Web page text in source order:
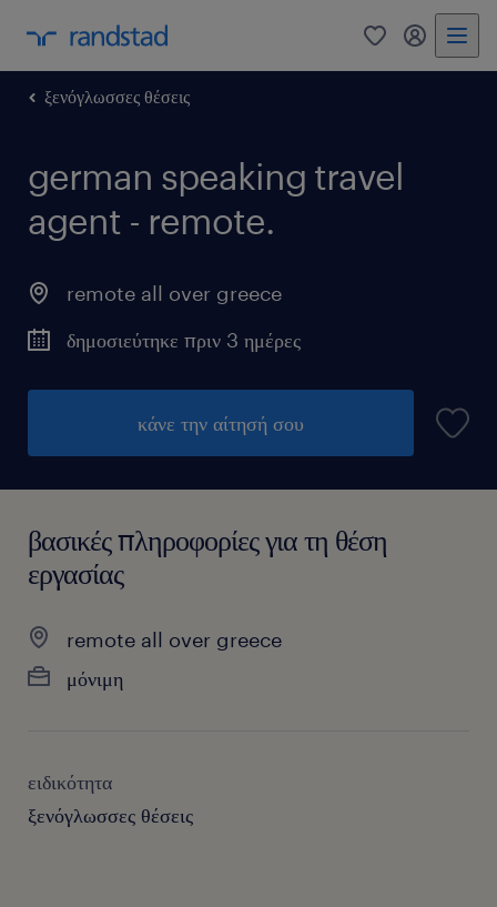
0 my
ξενόγλωσσες θέσεις
german speaking travel
agent - remote.
remote all over greece
δημοσιεύτηκε πριν 3 ημέρες
κάνε την αίτησή σου
βασικές πληροφορίες για τη θέση
εργασίας
remote all over greece
μόνιμη
ειδικότητα
ξενόγλωσσες θέσεις